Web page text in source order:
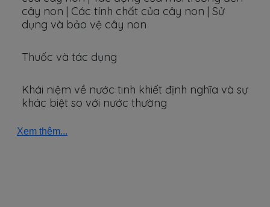
cây non | Các tính chất của cây non | Sử
dụng và bảo vệ cây non
Thuốc và tác dụng
Khái niệm về nước tinh khiết định nghĩa và sự
khác biệt so với nước thường
Xem thêm...